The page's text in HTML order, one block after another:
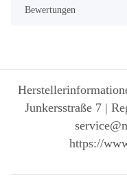
Bewertungen
Junkersstraße 7 |
https://